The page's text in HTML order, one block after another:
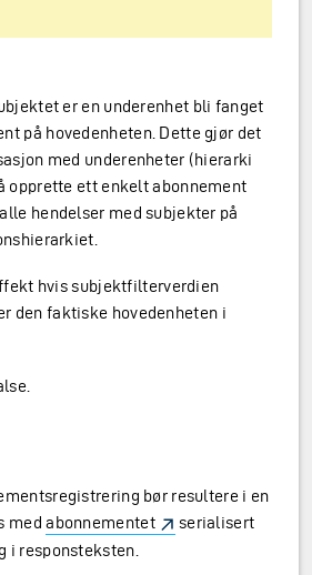
er en underenhet bli fanget
på hovedenheten. Dette gjør det
med underenheter (hierarki
opprette ett enkelt abonnement
hendelser med subjekter på
hvis subjektfilterverdien
den faktiske hovedenheten i
bør resultere i en
medabonnementet
serialisert
i responsteksten.